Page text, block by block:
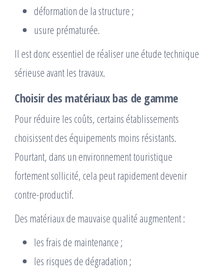
déformation de la structure ;
usure prématurée.
Il est donc essentiel de réaliser une étude technique
sérieuse avant les travaux.
Choisir des matériaux bas de gamme
Pour réduire les coûts, certains établissements
choisissent des équipements moins résistants.
Pourtant, dans un environnement touristique
fortement sollicité, cela peut rapidement devenir
contre-productif.
Des matériaux de mauvaise qualité augmentent :
les frais de maintenance ;
les risques de dégradation ;